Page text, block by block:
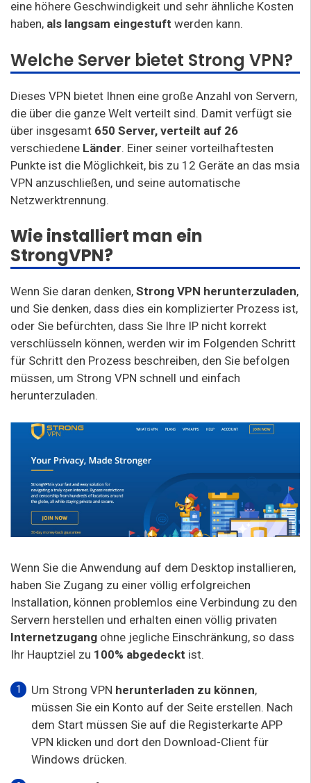
eine höhere Geschwindigkeit und sehr ähnliche Kosten
haben, als langsam eingestuft werden kann.
Welche Server bietet Strong VPN?
Dieses VPN bietet Ihnen eine große Anzahl von Servern,
die über die ganze Welt verteilt sind. Damit verfügt sie
über insgesamt 650 Server, verteilt auf 26
verschiedene Länder. Einer seiner vorteilhaftesten
Punkte ist die Möglichkeit, bis zu 12 Geräte an das msia
VPN anzuschließen, und seine automatische
Netzwerktrennung.
Wie installiert man ein
StrongVPN?
Wenn Sie daran denken, Strong VPN herunterzuladen,
und Sie denken, dass dies ein komplizierter Prozess ist,
oder Sie befürchten, dass Sie Ihre IP nicht korrekt
verschlüsseln können, werden wir im Folgenden Schritt
für Schritt den Prozess beschreiben, den Sie befolgen
müssen, um Strong VPN schnell und einfach
herunterzuladen.
Wenn Sie die Anwendung auf dem Desktop installieren,
haben Sie Zugang zu einer völlig erfolgreichen
Installation, können problemlos eine Verbindung zu den
Servern herstellen und erhalten einen völlig privaten
Internetzugang ohne jegliche Einschränkung, so dass
Ihr Hauptziel zu 100% abgedeckt ist.
Um Strong VPN herunterladen zu können,
müssen Sie ein Konto auf der Seite erstellen. Nach
dem Start müssen Sie auf die Registerkarte APP
VPN klicken und dort den Download-Client für
Windows drücken.